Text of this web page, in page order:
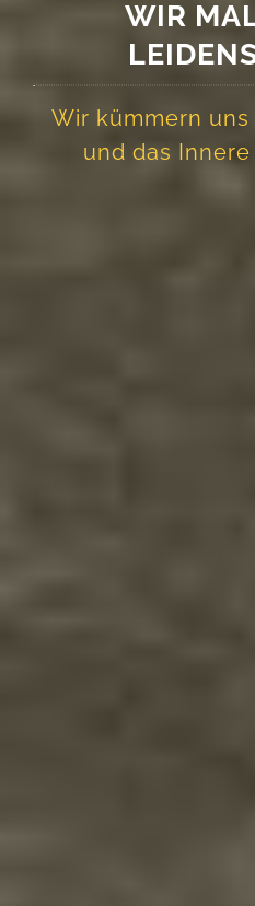
WIR
Wir kümmern uns
und das